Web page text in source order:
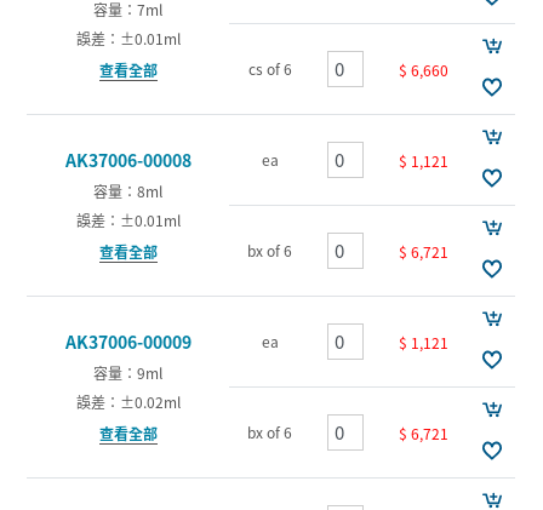
容量：7ml
誤差：±0.01ml
查看全部
cs of 6 $ 6,660
AK37006-00008
容量：8ml
誤差：±0.01ml
查看全部
ea $ 1,121
bx of 6 $ 6,721
AK37006-00009
容量：9ml
誤差：±0.02ml
查看全部
ea $ 1,121
bx of 6 $ 6,721